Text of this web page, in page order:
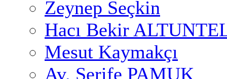
Zeynep Seçkin
Hacı Bekir
Mesut Kaymakçı
Av. Şerife PAMUK